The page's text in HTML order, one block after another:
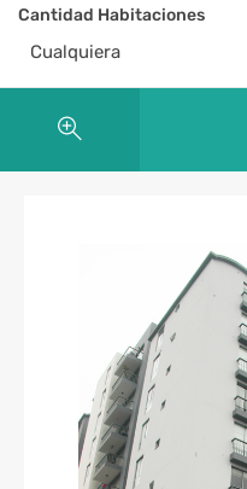
Cantidad Habitaciones
Cualquiera